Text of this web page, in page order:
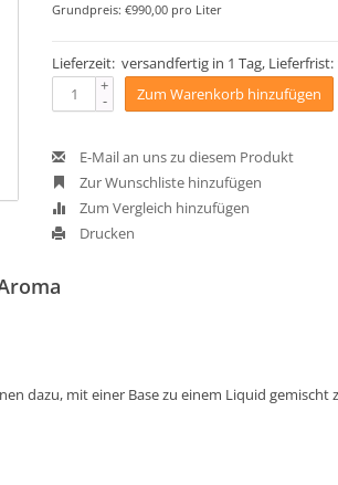
Grundpreis: €990,00 pro Liter
Lieferzeit: versandfertig in 1 Tag, Lieferfrist:
+
- Zum Warenkorb hinzufügen
E-Mail an uns zu diesem Produkt
Zur Wunschliste hinzufügen
Zum Vergleich hinzufügen
Drucken
dazu, mit einer Base zu einem Liquid gemischt